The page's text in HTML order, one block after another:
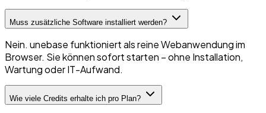
Muss zusätzliche Software installiert werden?
Nein. unebase funktioniert als reine Webanwendung im
Browser. Sie können sofort starten – ohne Installation,
Wartung oder IT-Aufwand.
Wie viele Credits erhalte ich pro Plan?